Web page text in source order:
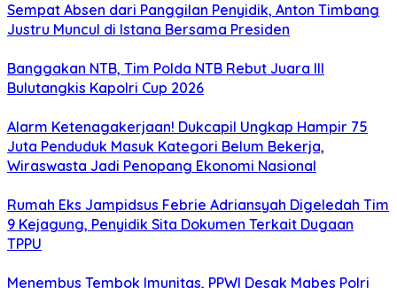
Sempat Absen dari Panggilan Penyidik, Anton Timbang
Justru Muncul di Istana Bersama Presiden
Banggakan NTB, Tim Polda NTB Rebut Juara III
Bulutangkis Kapolri Cup 2026
Alarm Ketenagakerjaan! Dukcapil Ungkap Hampir 75
Juta Penduduk Masuk Kategori Belum Bekerja,
Wiraswasta Jadi Penopang Ekonomi Nasional
Rumah Eks Jampidsus Febrie Adriansyah Digeledah Tim
9 Kejagung, Penyidik Sita Dokumen Terkait Dugaan
TPPU
Menembus Tembok Imunitas, PPWI Desak Mabes Polri